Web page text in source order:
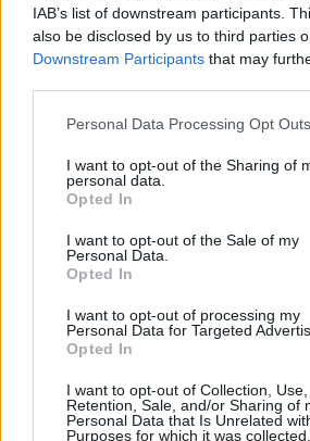
IAB’s list of downstream participants.
also be disclosed by us to third parties
Downstream Participants that may
Personal Data Processing Opt Outs
I want to opt-out of the Sharing of
personal data.
Opted In
I want to opt-out of the Sale of my
Personal Data.
Opted In
I want to opt-out of processing my
Personal Data for Targeted
Opted In
I want to opt-out of Collection, Use,
Retention, Sale, and/or Sharing of
Personal Data that Is Unrelated
Purposes for which it was collected.
30 grudnia 2021, 18:09
10 przesądów
na pewno nie znasz
Co zrobić, żeby
17 grudnia 2021, 16:01
sztuczek
Jak zabezpieczyć
mrozem?